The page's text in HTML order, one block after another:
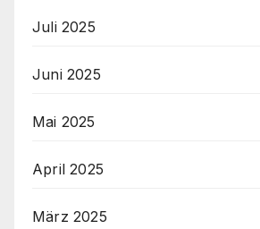
Juli 2025
Juni 2025
Mai 2025
April 2025
März 2025